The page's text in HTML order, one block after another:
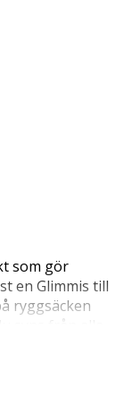
som gör
en Glimmis till
ryggsäcken
syns från alla
och är
utan